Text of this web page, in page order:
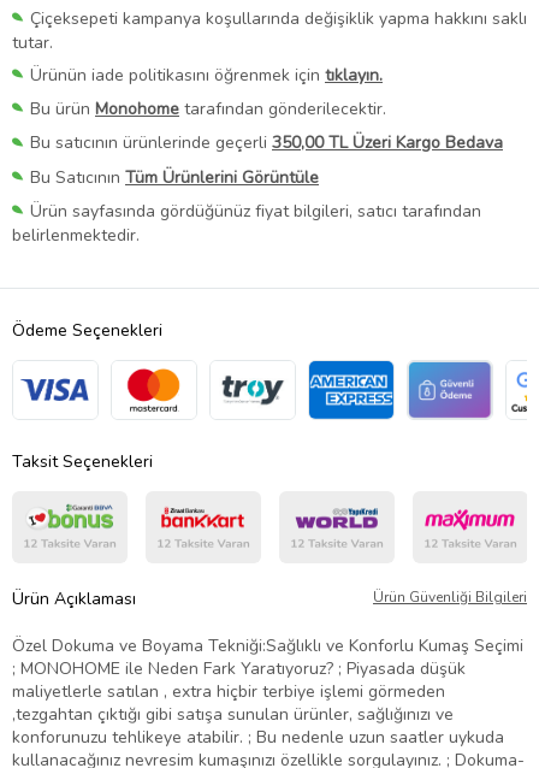
Çiçeksepeti kampanya koşullarında değişiklik yapma hakkını saklı
tutar.
Ürünün iade politikasını öğrenmek için tıklayın.
Bu ürün Monohome tarafından gönderilecektir.
Bu satıcının ürünlerinde geçerli 350,00 TL Üzeri Kargo Bedava
Bu Satıcının Tüm Ürünlerini Görüntüle
Ürün sayfasında gördüğünüz fiyat bilgileri, satıcı tarafından
belirlenmektedir.
Ödeme Seçenekleri
Taksit Seçenekleri
Ürün Açıklaması Ürün Güvenliği Bilgileri
Özel Dokuma ve Boyama Tekniği:Sağlıklı ve Konforlu Kumaş Seçimi
; MONOHOME ile Neden Fark Yaratıyoruz? ; Piyasada düşük
maliyetlerle satılan , extra hiçbir terbiye işlemi görmeden
,tezgahtan çıktığı gibi satışa sunulan ürünler, sağlığınızı ve
konforunuzu tehlikeye atabilir. ; Bu nedenle uzun saatler uykuda
kullanacağınız nevresim kumaşınızı özellikle sorgulayınız. ; Dokuma-